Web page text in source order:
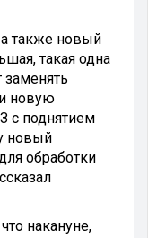
также новый
такая одна
заменять
новую
с поднятием
новый
обработки
накануне,